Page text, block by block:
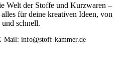
Welt der Stoffe und Kurzwaren –
für deine kreativen Ideen, von
schnell.
Mail: info@stoff-kammer.de